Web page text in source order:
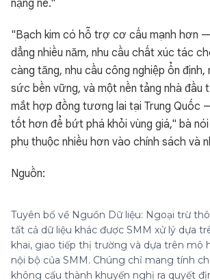
nặng nề."
"Bạch kim có hỗ trợ cơ cấu mạnh hơn
dẳng nhiều năm, nhu cầu chất xúc tác
càng tăng, nhu cầu công nghiệp ổn định,
sức bền vững, và một nền tảng nhà đầu
mắt hợp đồng tương lai tại Trung Quốc
tốt hơn để bứt phá khỏi vùng giá," bà
phụ thuộc nhiều hơn vào chính sách và
Nguồn:
Tuyên bố về Nguồn Dữ liệu: Ngoại trừ
tất cả dữ liệu khác được SMM xử lý dựa
khai, giao tiếp thị trường và dựa trên mô
nội bộ của SMM. Chúng chỉ mang tính
không cấu thành khuyến nghị ra quyết